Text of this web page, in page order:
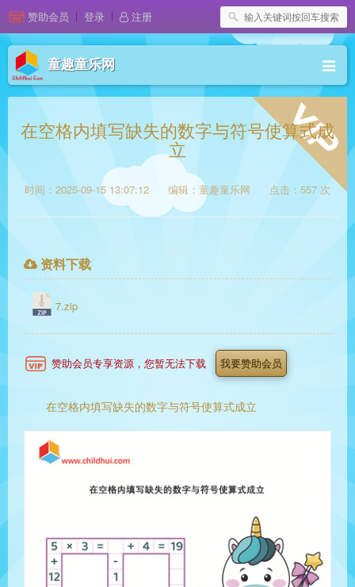
赞助会员 登录 注册
童趣童乐网
在空格内填写缺失的数字与符号使算式成
立
时间：2025-09-15 13:07:12 编辑：童趣童乐网 点击：557 次
资料下载
7.zip
赞助会员专享资源，您暂无法下载 我要赞助会员
在空格内填写缺失的数字与符号使算式成立